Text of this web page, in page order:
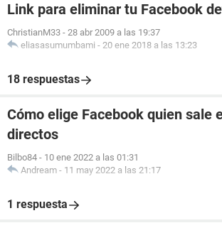
Link para eliminar tu Facebook
ChristianM33 - 28 abr 2009 a las 19:37
eliasasumumbami - 20 ene 2018 a las 13:23
18 respuestas
Cómo elige Facebook quien sale
directos
Bilbo84 - 10 ene 2022 a las 01:31
Andream - 11 may 2022 a las 21:17
1 respuesta